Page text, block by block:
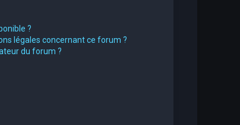
?
légales concernant ce forum ?
du forum ?